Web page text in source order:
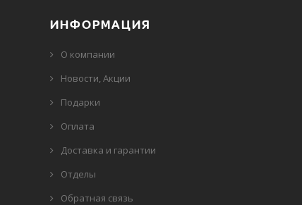
ИНФОРМАЦИЯ
О компании
Новости, Акции
Подарки
Оплата
Доставка и гарантии
Отделы
Обратная связь